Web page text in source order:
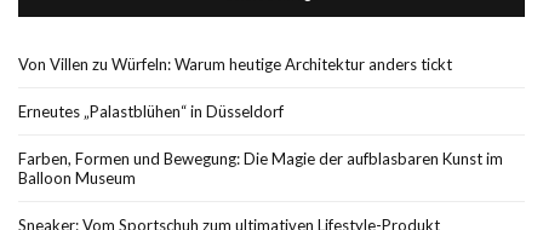
Von Villen zu Würfeln: Warum heutige Architektur anders tickt
Erneutes „Palastblühen“ in Düsseldorf
Farben, Formen und Bewegung: Die Magie der aufblasbaren Kunst im
Balloon Museum
Sneaker: Vom Sportschuh zum ultimativen Lifestyle-Produkt